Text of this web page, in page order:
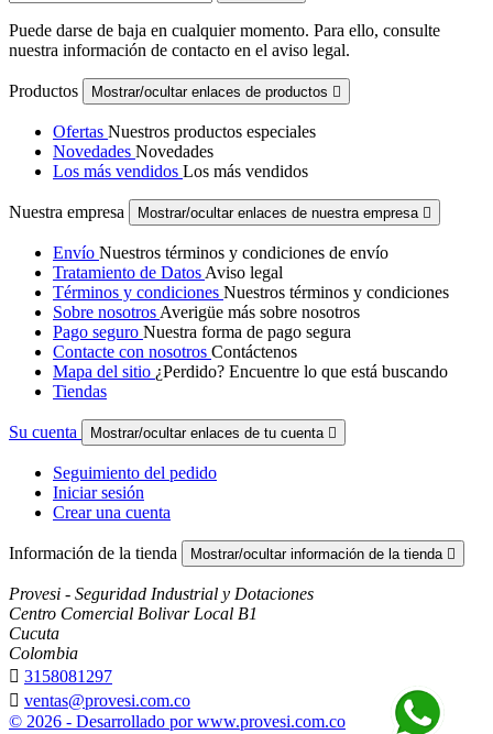
Puede darse de baja en cualquier momento. Para ello, consulte
nuestra información de contacto en el aviso legal.
Productos Mostrar/ocultar enlaces de productos 
Ofertas Nuestros productos especiales
Novedades Novedades
Los más vendidos Los más vendidos
Nuestra empresa Mostrar/ocultar enlaces de nuestra empresa 
Envío Nuestros términos y condiciones de envío
Tratamiento de Datos Aviso legal
Términos y condiciones Nuestros términos y condiciones
Sobre nosotros Averigüe más sobre nosotros
Pago seguro Nuestra forma de pago segura
Contacte con nosotros Contáctenos
Mapa del sitio ¿Perdido? Encuentre lo que está buscando
Tiendas
Su cuenta Mostrar/ocultar enlaces de tu cuenta 
Seguimiento del pedido
Iniciar sesión
Crear una cuenta
Información de la tienda Mostrar/ocultar información de la tienda 
Provesi - Seguridad Industrial y Dotaciones
Centro Comercial Bolivar Local B1
Cucuta
Colombia
 3158081297
 ventas@provesi.com.co
© 2026 - Desarrollado por www.provesi.com.co